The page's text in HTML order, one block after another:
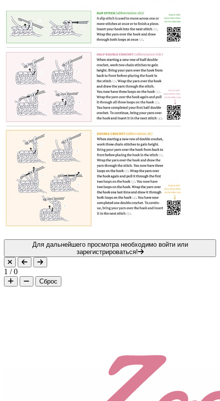
Для дальнейшего просмотра необходимо войти или
зарегистрироваться!
1 /0
Сброс